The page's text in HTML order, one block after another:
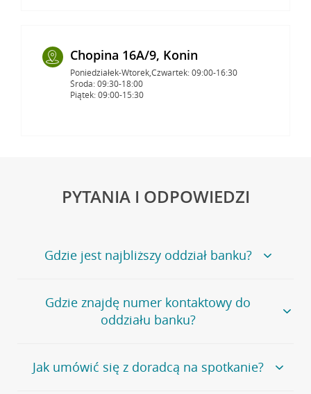
Chopina 16A/9, Konin
Poniedziałek-Wtorek,Czwartek: 09:00-16:30
Środa: 09:30-18:00
Piątek: 09:00-15:30
PYTANIA I ODPOWIEDZI
Gdzie jest najbliższy oddział banku?
Jeśli szukasz oddziału naszego banku, zapraszamy na
stronęPlacówki i bankomaty, na której znajduje się
wygodna wyszukiwarka.
oddziałów
Gdzie znajdę numer kontaktowy do
oddziału banku?
Bank Credit Agricole nie udostępnia ogólnego numeru
telefonu do placówki bankowej.
Jak umówić się z doradcą na spotkanie?